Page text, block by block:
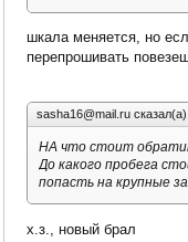
шкала меняется, но
перепрошивать
sasha16@mail.ru сказал(а):
НА что стоит
До какого пробега
попасть на крупные
х.з., новый брал